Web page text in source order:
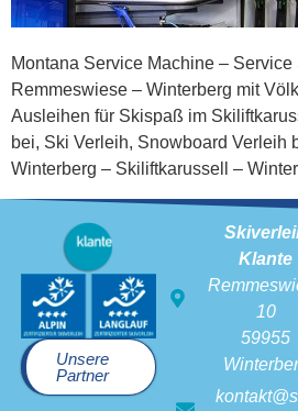
Montana Service Machine –
Remmeswiese – Winterberg mit
Ausleihen für Skispaß im
bei, Ski Verleih, Snowboard Verleih
Winterberg – Skiliftkarussell –
Klante
10
59955
Unsere
Partner